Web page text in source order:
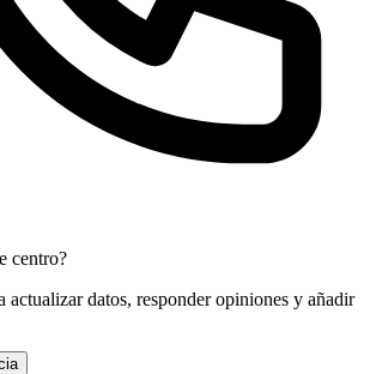
centro?
actualizar datos, responder opiniones y añadir